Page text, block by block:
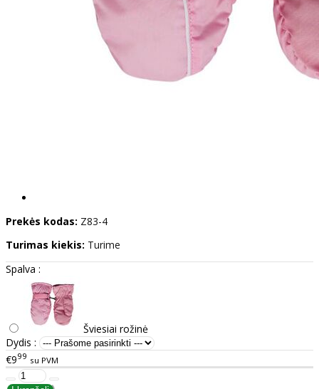
Prekės kodas: Z83-4
Turimas kiekis: Turime
Spalva :
Šviesiai rožinė
Dydis :
€999 su PVM